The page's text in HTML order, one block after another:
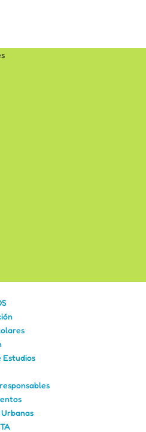
Estudios